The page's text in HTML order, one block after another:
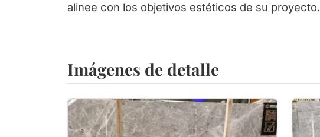
alinee con los objetivos estéticos de su proyecto.
Imágenes de detalle